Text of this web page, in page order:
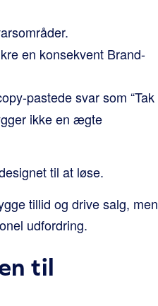
en konsekvent Brand-
pastede svar som “Tak
ikke en ægte
til at løse.
tillid og drive salg, men
udfordring.
til